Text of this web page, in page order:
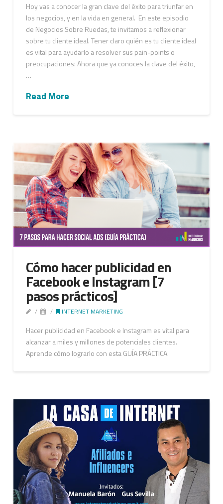
Hoy vas a conocer la gran clave del éxito para triunfar en
los negocios, y en la vida en general. En este episodio
de Negocios Sobre Ruedas, te invitamos a reflexionar
sobre tu cliente ideal. Tener claro quién es tu cliente ideal
es vital para ayudarlo a resolver sus pain-points o
preocupaciones: Ahora que ya conoces la clave del éxito,
…
Read More
Cómo hacer publicidad en
Facebook e Instagram [7
pasos prácticos]
INTERNET MARKETING
Hacer publicidad en Facebook e Instagram es vital para
alcanzar a miles y millones de potenciales clientes.
Aprende cómo lograrlo con esta GUÍA PRÁCTICA.